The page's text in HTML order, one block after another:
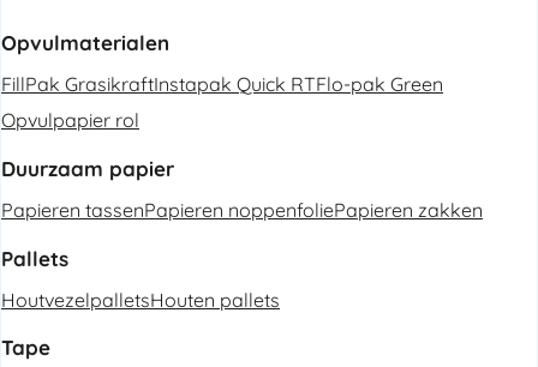
Opvulmaterialen
FillPak GrasikraftInstapak Quick RTFlo-pak Green
Opvulpapier rol
Duurzaam papier
Papieren tassenPapieren noppenfoliePapieren zakken
Pallets
HoutvezelpalletsHouten pallets
Tape